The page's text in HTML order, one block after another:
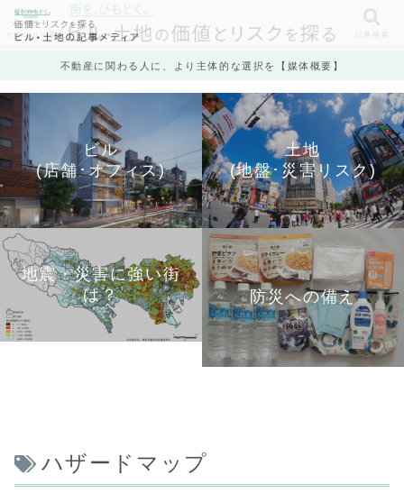
不動産に関わる人に、より主体的な選択を【媒体概要】
ビル
(店舗･オフィス)
土地
(地盤･災害リスク)
地震・災害に強い街
は？
防災への備え
ハザードマップ
カテゴリ一覧